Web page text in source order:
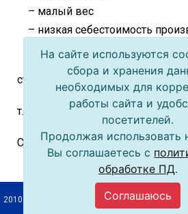
– малый вес
– низкая себестоимость
Недостатки:
– неприменим для
стерилизации пищевых
– имеет ограничения по срокам
т.к.пропускает газы,
– не может использоваться
СВЧ-печах
2010–2026 © ООО «Упак-Байкал»
На сайте используются
сбора и хранения
необходимых для
работы сайта и
посетителей.
Продолжая использовать
Вы соглашаетесь с
обработке ПД.
Соглашаюсь